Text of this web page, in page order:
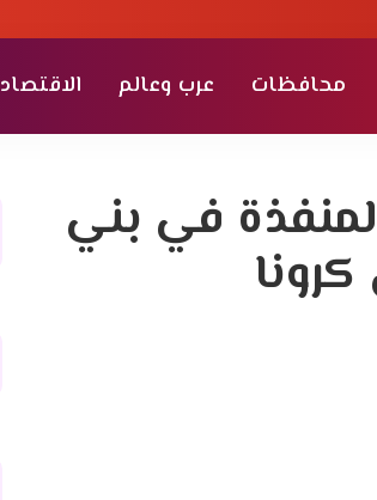
محافظات عرب وعالم الاقتصاد
في بني